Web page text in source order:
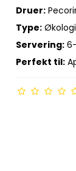
Druer:
Type:
Servering:
Perfekt til: